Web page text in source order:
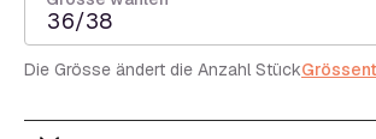
36/38
Die Grösse ändert die Anzahl Stück